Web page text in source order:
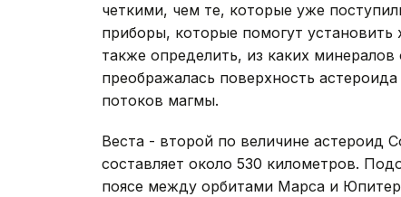
четкими, чем те, которые уже
приборы, которые помогут
также определить, из каких
преображалась поверхность
потоков магмы.
Веста - второй по величине астероид
составляет около 530 километров.
поясе между орбитами Марса и